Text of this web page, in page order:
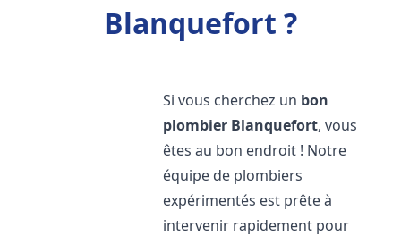
Blanquefort ?
Si vous cherchez un bon
plombier Blanquefort, vous
êtes au bon endroit ! Notre
équipe de plombiers
expérimentés est prête à
intervenir rapidement pour